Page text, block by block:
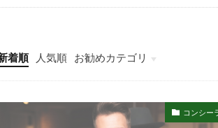
着順 人気順 お勧めカテゴリ
コンシー